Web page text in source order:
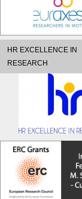
HR EXCELLENCE IN
RESEARCH